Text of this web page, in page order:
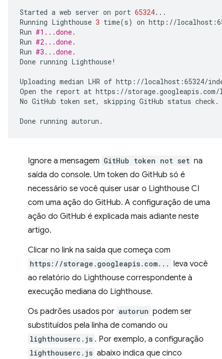
Started a web server on port 65324...
Running Lighthouse 3 time(s) on http://
Run #1...done.
Run #2...done.
Run #3...done.
Done running Lighthouse!
Uploading median LHR of http://localhost:65324/
Open the report at https://storage.googleapis.com/
No GitHub token set, skipping GitHub status check.
Done running
Ignore a mensagem GitHub token not set na
saída do console. Um token do GitHub só é
necessário se você quiser usar o Lighthouse CI
com uma ação do GitHub. A configuração de uma
ação do GitHub é explicada mais adiante neste
artigo.
Clicar no link na saída que começa com
https://storage.googleapis.com... leva você
ao relatório do Lighthouse correspondente à
execução mediana do Lighthouse.
Os padrões usados por autorun podem ser
substituídos pela linha de comando ou
lighthouserc.js . Por exemplo, a configuração
lighthouserc.js abaixo indica que cinco